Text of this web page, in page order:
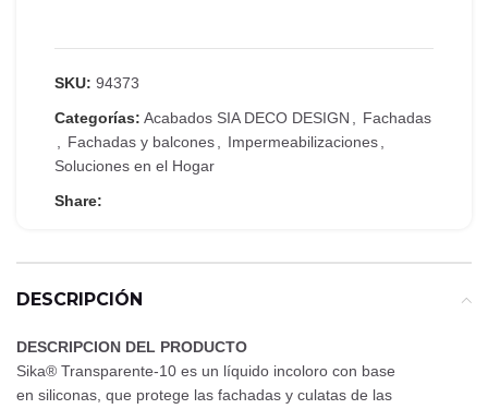
SKU: 94373
Categorías: Acabados SIA DECO DESIGN , Fachadas
, Fachadas y balcones, Impermeabilizaciones,
Soluciones en el Hogar
Share:
DESCRIPCIÓN
DESCRIPCION DEL PRODUCTO
Sika® Transparente-10 es un líquido incoloro con base
en siliconas, que protege las fachadas y culatas de las